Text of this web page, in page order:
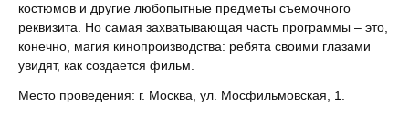
костюмов и другие любопытные предметы съемочного
реквизита. Но самая захватывающая часть программы – это,
конечно, магия кинопроизводства: ребята своими глазами
увидят, как создается фильм.
Место проведения: г. Москва, ул. Мосфильмовская, 1.